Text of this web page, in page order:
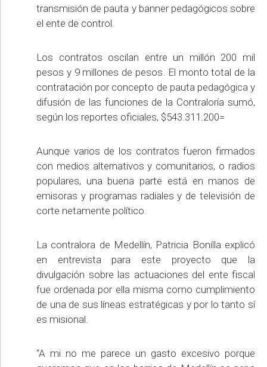
transmisión de pauta y banner pedagógicos sobre
el ente de control.
Los contratos oscilan entre un millón 200 mil
pesos y 9 millones de pesos. El monto total de la
contratación por concepto de pauta pedagógica y
difusión de las funciones de la Contraloría sumó,
según los reportes oficiales, $543.311.200=
Aunque varios de los contratos fueron firmados
con medios alternativos y comunitarios, o radios
populares, una buena parte está en manos de
emisoras y programas radiales y de televisión de
corte netamente político.
La contralora de Medellín, Patricia Bonilla explicó
en entrevista para este proyecto que la
divulgación sobre las actuaciones del ente fiscal
fue ordenada por ella misma como cumplimiento
de una de sus líneas estratégicas y por lo tanto sí
es misional.
“A mi no me parece un gasto excesivo porque